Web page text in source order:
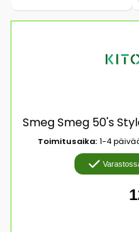
Toimitusaika:1-4